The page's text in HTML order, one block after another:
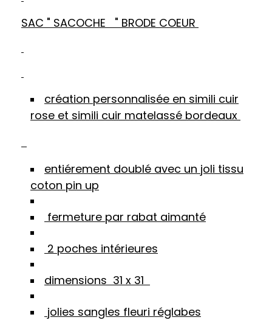
SAC " SACOCHE " BRODE COEUR
création personnalisée en simili cuir
rose et simili cuir matelassé bordeaux
entiérement doublé avec un joli tissu
coton pin up
fermeture par rabat aimanté
2 poches intérieures
dimensions 31 x 31
jolies sangles fleuri réglabes